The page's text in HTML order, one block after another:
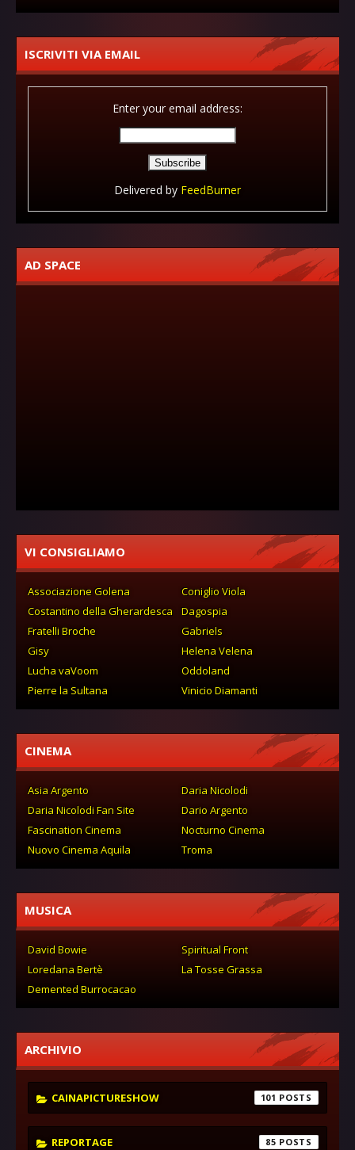
ISCRIVITI VIA EMAIL
Enter your email address:
Delivered by FeedBurner
AD SPACE
VI CONSIGLIAMO
Associazione Golena
Coniglio Viola
Costantino della Gherardesca
Dagospia
Fratelli Broche
Gabriels
Gisy
Helena Velena
Lucha vaVoom
Oddoland
Pierre la Sultana
Vinicio Diamanti
CINEMA
Asia Argento
Daria Nicolodi
Daria Nicolodi Fan Site
Dario Argento
Fascination Cinema
Nocturno Cinema
Nuovo Cinema Aquila
Troma
MUSICA
David Bowie
Spiritual Front
Loredana Bertè
La Tosse Grassa
Demented Burrocacao
ARCHIVIO
CAINAPICTURESHOW 101
REPORTAGE 85